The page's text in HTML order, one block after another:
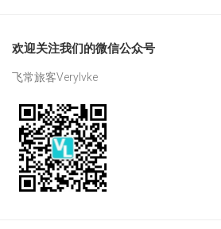
欢迎关注我们的微信公众号
飞常旅客Verylvke